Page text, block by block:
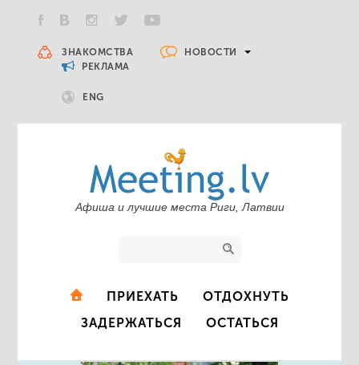
ЗНАКОМСТВА
НОВОСТИ
РЕКЛАМА
ENG
Афиша и лучшие места Риги, Латвии
ПРИЕХАТЬ
ОТДОХНУТЬ
ЗАДЕРЖАТЬСЯ
ОСТАТЬСЯ